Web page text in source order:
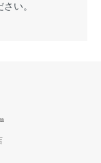
い。